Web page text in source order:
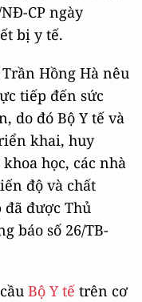
CP ngày
bị y tế.
Hồng Hà nêu
tiếp đến sức
do đó Bộ Y tế và
khai, huy
học, các nhà
độ và chất
được Thủ
báo số 26/TB-
Bộ Y tế trên cơ